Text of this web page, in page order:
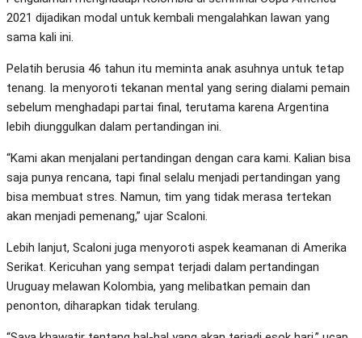
2021 dijadikan modal untuk kembali mengalahkan lawan yang
sama kali ini.
Pelatih berusia 46 tahun itu meminta anak asuhnya untuk tetap
tenang. Ia menyoroti tekanan mental yang sering dialami pemain
sebelum menghadapi partai final, terutama karena Argentina
lebih diunggulkan dalam pertandingan ini.
“Kami akan menjalani pertandingan dengan cara kami. Kalian bisa
saja punya rencana, tapi final selalu menjadi pertandingan yang
bisa membuat stres. Namun, tim yang tidak merasa tertekan
akan menjadi pemenang,” ujar Scaloni.
Lebih lanjut, Scaloni juga menyoroti aspek keamanan di Amerika
Serikat. Kericuhan yang sempat terjadi dalam pertandingan
Uruguay melawan Kolombia, yang melibatkan pemain dan
penonton, diharapkan tidak terulang.